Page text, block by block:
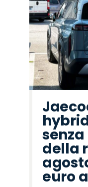
della
euro